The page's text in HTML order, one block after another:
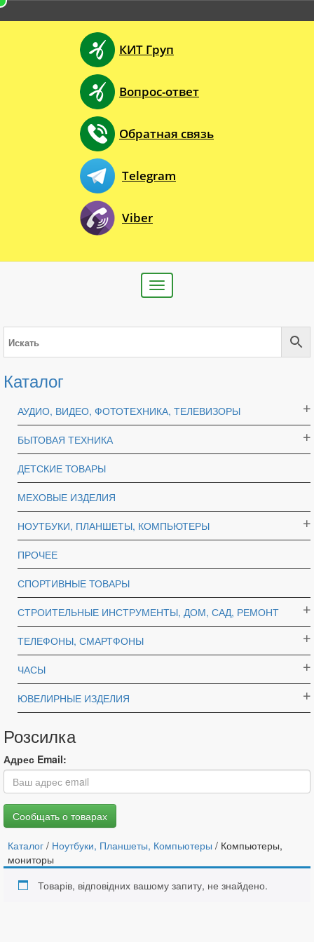
КИТ Груп
Вопрос-ответ
Обратная связь
Telegram
Viber
Toggle
navigation
Каталог
АУДИО, ВИДЕО, ФОТОТЕХНИКА, ТЕЛЕВИЗОРЫ
БЫТОВАЯ ТЕХНИКА
ДЕТСКИЕ ТОВАРЫ
МЕХОВЫЕ ИЗДЕЛИЯ
НОУТБУКИ, ПЛАНШЕТЫ, КОМПЬЮТЕРЫ
ПРОЧЕЕ
СПОРТИВНЫЕ ТОВАРЫ
СТРОИТЕЛЬНЫЕ ИНСТРУМЕНТЫ, ДОМ, САД, РЕМОНТ
ТЕЛЕФОНЫ, СМАРТФОНЫ
ЧАСЫ
ЮВЕЛИРНЫЕ ИЗДЕЛИЯ
Розсилка
Адрес Email:
Каталог / Ноутбуки, Планшеты, Компьютеры / Компьютеры,
мониторы
Товарів, відповідних вашому запиту, не знайдено.